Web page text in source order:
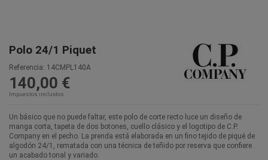
Polo 24/1 Piquet
Referencia: 14CMPL140A
140,00 €
Impuestos incluidos
Un básico que no puede faltar, este polo de corte recto luce un diseño de
manga corta, tapeta de dos botones, cuello clásico y el logotipo de C.P.
Company en el pecho. La prenda está elaborada en un fino tejido de piqué de
algodón 24/1, rematada con una técnica de teñido por reserva que confiere
un acabado tonal y variado.